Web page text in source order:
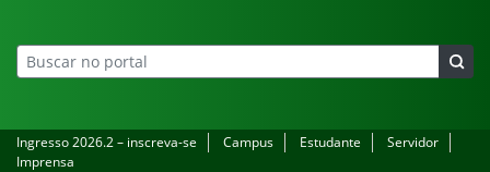
Ingresso 2026.2 – inscreva-se Campus Estudante
Servidor
Imprensa